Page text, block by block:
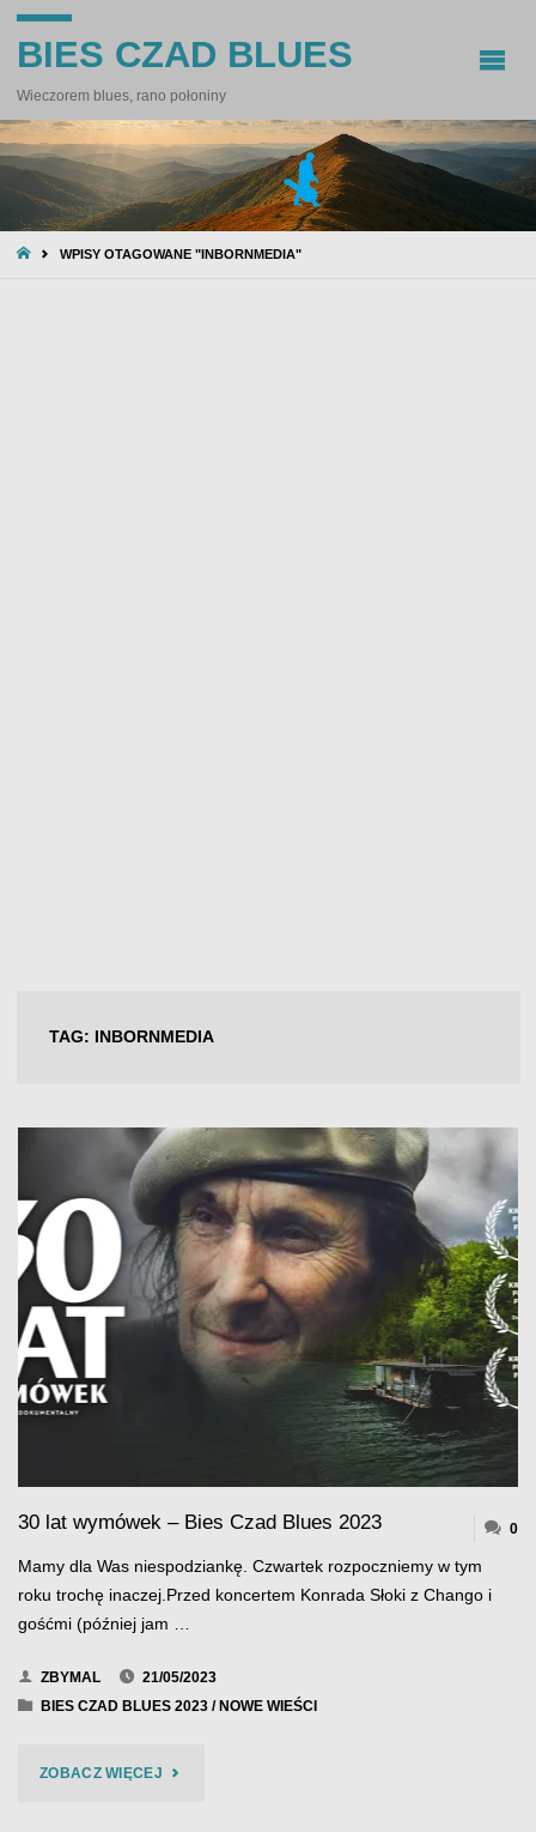
BIES CZAD BLUES
Wieczorem blues, rano połoniny
STRONA
WPISY OTAGOWANE "INBORNMEDIA"
TAG: INBORNMEDIA
30 lat wymówek – Bies Czad Blues 2023 0
Mamy dla Was niespodziankę. Czwartek rozpoczniemy w tym
roku trochę inaczej.Przed koncertem Konrada Słoki z Chango i
gośćmi (później jam …
ZBYMAL
21/05/2023
BIES CZAD BLUES 2023/ NOWE WIEŚCI
ZOBACZ WIĘCEJ"30